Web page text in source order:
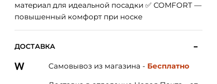
материал для идеальной посадки ✅ COMFORT —
повышенный комфорт при носке
ДОСТАВКА
Самовывоз из магазина - Бесплатно